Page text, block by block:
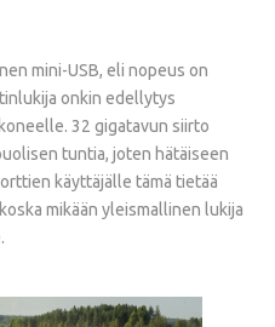
mini-USB, eli nopeus on
onkin edellytys
32 gigatavun siirto
tuntia, joten hätäiseen
käyttäjälle tämä tietää
mikään yleismallinen lukija